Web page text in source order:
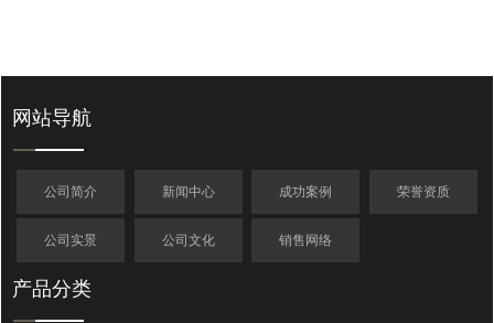
网站导航
公司简介 新闻中心 成功案例 荣誉资质
公司实景 公司文化 销售网络
产品分类